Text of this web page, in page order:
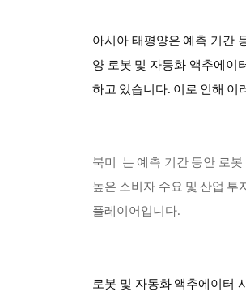
아시아 태평양은 예측 기간
양 로봇 및 자동화 액추에이
하고 있습니다. 이로 인해 이
북미 는 예측 기간 동안 로
높은 소비자 수요 및 산업 투
플레이어입니다.
로봇 및 자동화 액추에이터